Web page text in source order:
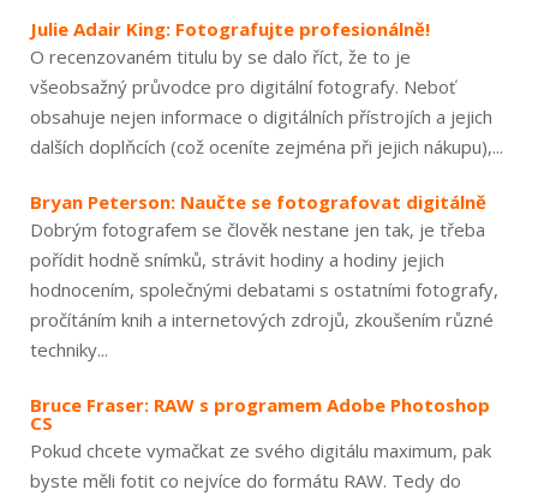
Julie Adair King: Fotografujte profesionálně!
O recenzovaném titulu by se dalo říct, že to je
všeobsažný průvodce pro digitální fotografy. Neboť
obsahuje nejen informace o digitálních přístrojích a jejich
dalších doplňcích (což oceníte zejména při jejich nákupu),...
Bryan Peterson: Naučte se fotografovat digitálně
Dobrým fotografem se člověk nestane jen tak, je třeba
pořídit hodně snímků, strávit hodiny a hodiny jejich
hodnocením, společnými debatami s ostatními fotografy,
pročítáním knih a internetových zdrojů, zkoušením různé
techniky...
Bruce Fraser: RAW s programem Adobe Photoshop
CS
Pokud chcete vymačkat ze svého digitálu maximum, pak
byste měli fotit co nejvíce do formátu RAW. Tedy do